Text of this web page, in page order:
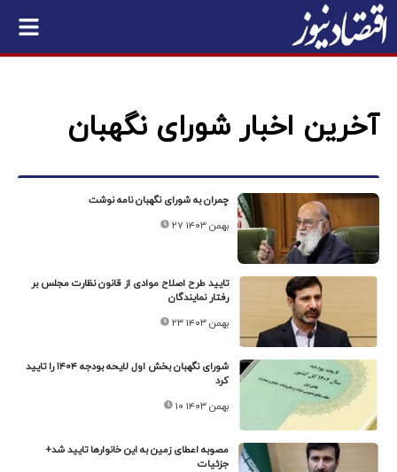
آخرین اخبار شورای نگهبان
چمران به شورای نگهبان نامه نوشت
۲۷ بهمن ۱۴۰۳
تایید طرح اصلاح موادی از قانون نظارت مجلس بر
رفتار نمایندگان
۲۳ بهمن ۱۴۰۳
شورای نگهبان بخش اول لایحه ‎بودجه ۱۴۰۴ را تایید
کرد
۱۰ بهمن ۱۴۰۳
مصوبه اعطای زمین به این خانوارها تایید شد+‌
جزئیات